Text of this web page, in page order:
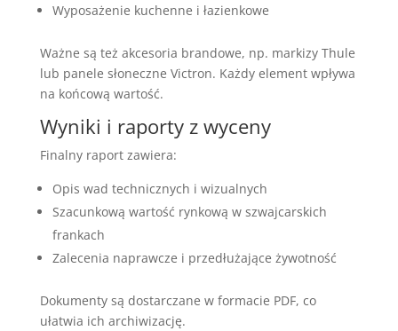
Wyposażenie kuchenne i łazienkowe
Ważne są też akcesoria brandowe, np. markizy Thule
lub panele słoneczne Victron. Każdy element wpływa
na końcową wartość.
Wyniki i raporty z wyceny
Finalny raport zawiera:
Opis wad technicznych i wizualnych
Szacunkową wartość rynkową w szwajcarskich
frankach
Zalecenia naprawcze i przedłużające żywotność
Dokumenty są dostarczane w formacie PDF, co
ułatwia ich archiwizację.